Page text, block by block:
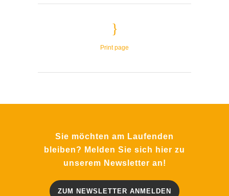
Print page
Sie möchten am Laufenden
bleiben? Melden Sie sich hier zu
unserem Newsletter an!
ZUM NEWSLETTER ANMELDEN